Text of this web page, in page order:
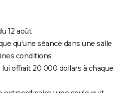
12 août
qu'une séance dans une salle
conditions
offrait 20 000 dollars à chaque